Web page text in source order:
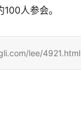
人参会。
lee/4921.html